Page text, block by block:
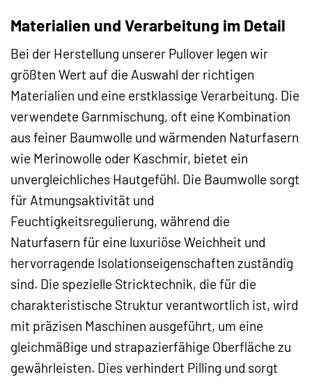
Materialien und Verarbeitung im Detail
Bei der Herstellung unserer Pullover legen wir
größten Wert auf die Auswahl der richtigen
Materialien und eine erstklassige Verarbeitung. Die
verwendete Garnmischung, oft eine Kombination
aus feiner Baumwolle und wärmenden Naturfasern
wie Merinowolle oder Kaschmir, bietet ein
unvergleichliches Hautgefühl. Die Baumwolle sorgt
für Atmungsaktivität und
Feuchtigkeitsregulierung, während die
Naturfasern für eine luxuriöse Weichheit und
hervorragende Isolationseigenschaften zuständig
sind. Die spezielle Stricktechnik, die für die
charakteristische Struktur verantwortlich ist, wird
mit präzisen Maschinen ausgeführt, um eine
gleichmäßige und strapazierfähige Oberfläche zu
gewährleisten. Dies verhindert Pilling und sorgt